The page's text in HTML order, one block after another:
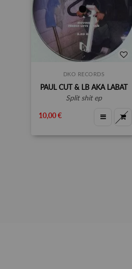
DKO RECORDS
PAUL CUT & LB AKA LABAT
split shit ep
10,00 €